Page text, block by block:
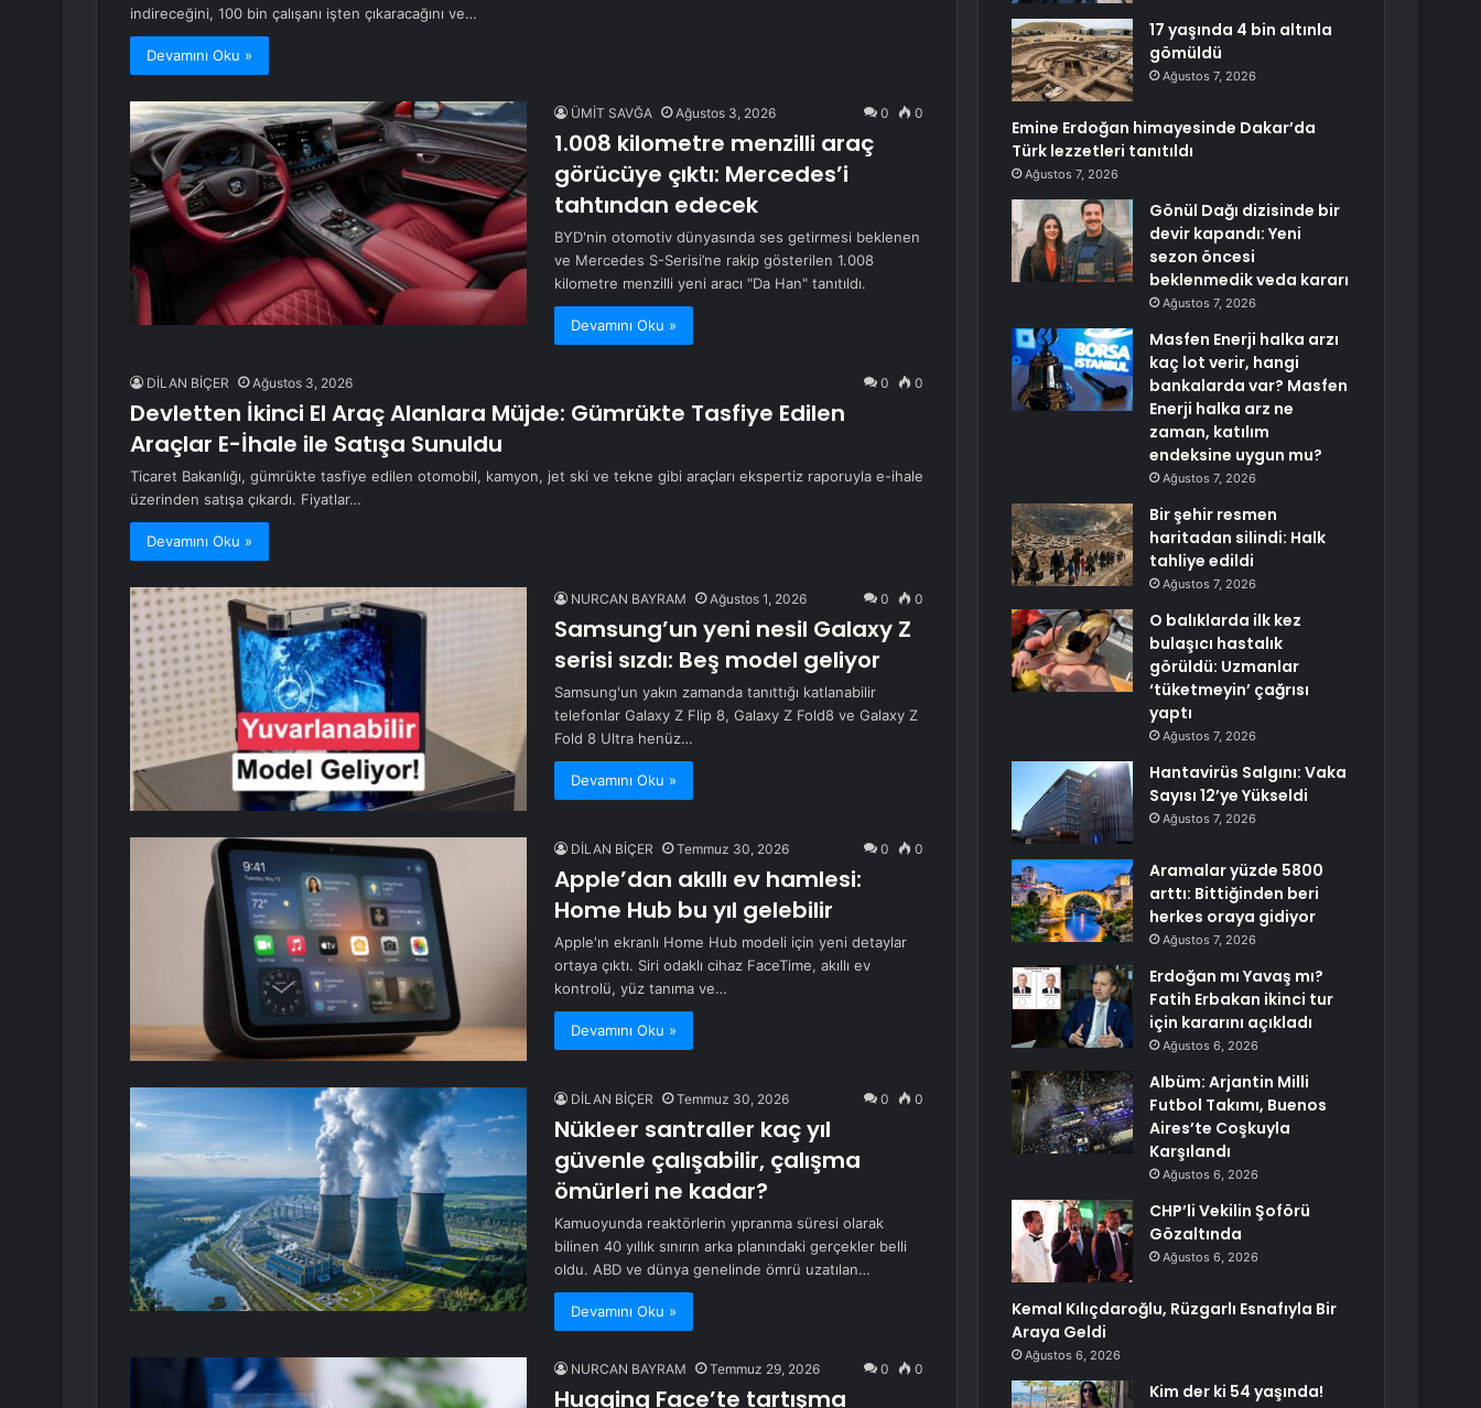
indireceğini, 100 bin çalışanı işten çıkaracağını ve…
Devamını Oku »
ÜMİT SAVĞA Ağustos 3, 2026 0 0
1.008 kilometre menzilli araç
görücüye çıktı: Mercedes’i
tahtından edecek
BYD'nin otomotiv dünyasında ses getirmesi beklenen
ve Mercedes S-Serisi’ne rakip gösterilen 1.008
kilometre menzilli yeni aracı "Da Han" tanıtıldı.
Devamını Oku »
DİLAN BİÇER Ağustos 3, 2026 0 0
Devletten İkinci El Araç Alanlara Müjde: Gümrükte Tasfiye Edilen
Araçlar E-İhale ile Satışa Sunuldu
Ticaret Bakanlığı, gümrükte tasfiye edilen otomobil, kamyon, jet ski ve tekne gibi araçları ekspertiz raporuyla e-ihale
üzerinden satışa çıkardı. Fiyatlar…
Devamını Oku »
NURCAN BAYRAM Ağustos 1, 2026 0 0
Samsung’un yeni nesil Galaxy Z
serisi sızdı: Beş model geliyor
Samsung'un yakın zamanda tanıttığı katlanabilir
telefonlar Galaxy Z Flip 8, Galaxy Z Fold8 ve Galaxy Z
Fold 8 Ultra henüz…
Devamını Oku »
DİLAN BİÇER Temmuz 30, 2026 0 0
Apple’dan akıllı ev hamlesi:
Home Hub bu yıl gelebilir
Apple'ın ekranlı Home Hub modeli için yeni detaylar
ortaya çıktı. Siri odaklı cihaz FaceTime, akıllı ev
kontrolü, yüz tanıma ve…
Devamını Oku »
DİLAN BİÇER Temmuz 30, 2026 0 0
Nükleer santraller kaç yıl
güvenle çalışabilir, çalışma
ömürleri ne kadar?
Kamuoyunda reaktörlerin yıpranma süresi olarak
bilinen 40 yıllık sınırın arka planındaki gerçekler belli
oldu. ABD ve dünya genelinde ömrü uzatılan…
Devamını Oku »
NURCAN BAYRAM Temmuz 29, 2026 0 0
Hugging Face’te tartışma
17 yaşında 4 bin altınla
gömüldü
Ağustos 7, 2026
Emine Erdoğan himayesinde Dakar’da
Türk lezzetleri tanıtıldı
Ağustos 7, 2026
Gönül Dağı dizisinde bir
devir kapandı: Yeni
sezon öncesi
beklenmedik veda kararı
Ağustos 7, 2026
Masfen Enerji halka arzı
kaç lot verir, hangi
bankalarda var? Masfen
Enerji halka arz ne
zaman, katılım
endeksine uygun mu?
Ağustos 7, 2026
Bir şehir resmen
haritadan silindi: Halk
tahliye edildi
Ağustos 7, 2026
O balıklarda ilk kez
bulaşıcı hastalık
görüldü: Uzmanlar
‘tüketmeyin’ çağrısı
yaptı
Ağustos 7, 2026
Hantavirüs Salgını: Vaka
Sayısı 12’ye Yükseldi
Ağustos 7, 2026
Aramalar yüzde 5800
arttı: Bittiğinden beri
herkes oraya gidiyor
Ağustos 7, 2026
Erdoğan mı Yavaş mı?
Fatih Erbakan ikinci tur
için kararını açıkladı
Ağustos 6, 2026
Albüm: Arjantin Milli
Futbol Takımı, Buenos
Aires’te Coşkuyla
Karşılandı
Ağustos 6, 2026
CHP’li Vekilin Şoförü
Gözaltında
Ağustos 6, 2026
Kemal Kılıçdaroğlu, Rüzgarlı Esnafıyla Bir
Araya Geldi
Ağustos 6, 2026
Kim der ki 54 yaşında!